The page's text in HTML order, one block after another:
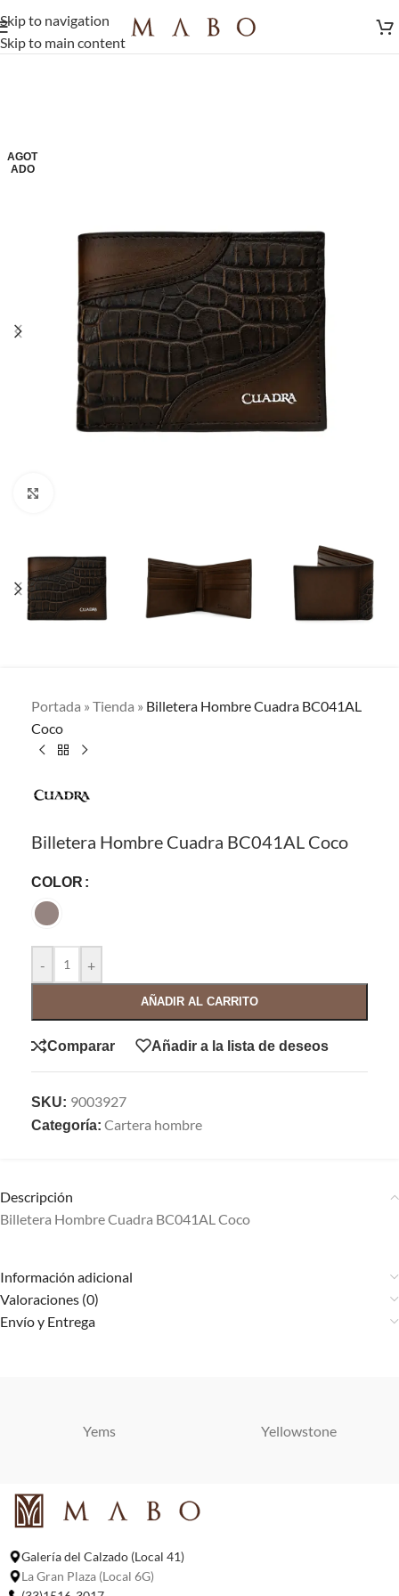
Skip to navigation
Skip to main content
AGOT
ADO
Portada » Tienda » Billetera Hombre Cuadra BC041AL
Coco
Billetera Hombre Cuadra BC041AL Coco
COLOR
- +
AÑADIR AL CARRITO
Comparar Añadir a la lista de deseos
SKU: 9003927
Categoría: Cartera hombre
Descripción
Billetera Hombre Cuadra BC041AL Coco
Información adicional
Valoraciones (0)
Envío y Entrega
Yems Yellowstone
Galería del Calzado (Local 41)
La Gran Plaza (Local 6G)